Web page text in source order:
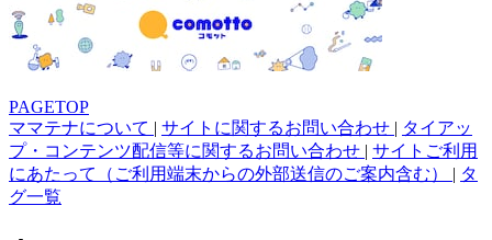
PAGETOP
ママテナについて | サイトに関するお問い合わせ | タイアッ
プ・コンテンツ配信等に関するお問い合わせ | サイトご利用
にあたって（ご利用端末からの外部送信のご案内含む） | タ
グ一覧